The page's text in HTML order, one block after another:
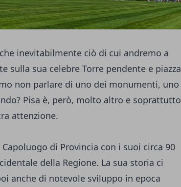
inevitabilmente ciò di cui andremo a
sulla sua celebre Torre pendente e piazza
non parlare di uno dei monumenti, uno
Pisa è, però, molto altro e soprattutto
attenzione.
di Provincia con i suoi circa 90
della Regione. La sua storia ci
anche di notevole sviluppo in epoca